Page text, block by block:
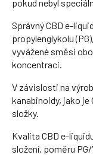
pokud nebyl
Správný CBD e-
propylenglykolu
vyvážené směsi
koncentraci.
V závislosti na
kanabinoidy, jako je
složky.
Kvalita CBD e-
složení, poměru